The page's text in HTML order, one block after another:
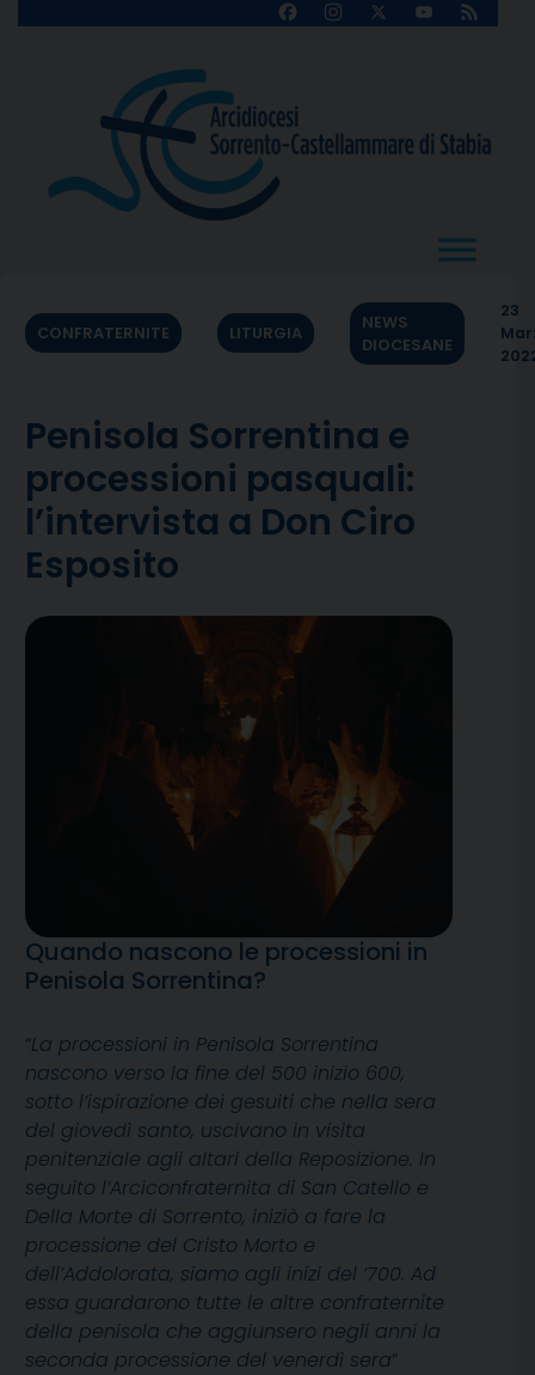
FacebookInstagram
X
YouTube
Feed
CONFRATERNITE LITURGIA
NEWS
DIOCESANE
23
Penisola Sorrentina e
processioni pasquali:
l’intervista a Don Ciro
Esposito
Quando nascono le processioni in
Penisola Sorrentina?
“La processioni in Penisola Sorrentina
nascono verso la fine del 500 inizio 600,
sotto l’ispirazione dei gesuiti che nella sera
del giovedì santo, uscivano in visita
penitenziale agli altari della Reposizione. In
seguito l’Arciconfraternita di San Catello e
Della Morte di Sorrento, iniziò a fare la
processione del Cristo Morto e
dell’Addolorata, siamo agli inizi del ‘700. Ad
essa guardarono tutte le altre confraternite
della penisola che aggiunsero negli anni la
seconda processione del venerdì sera”